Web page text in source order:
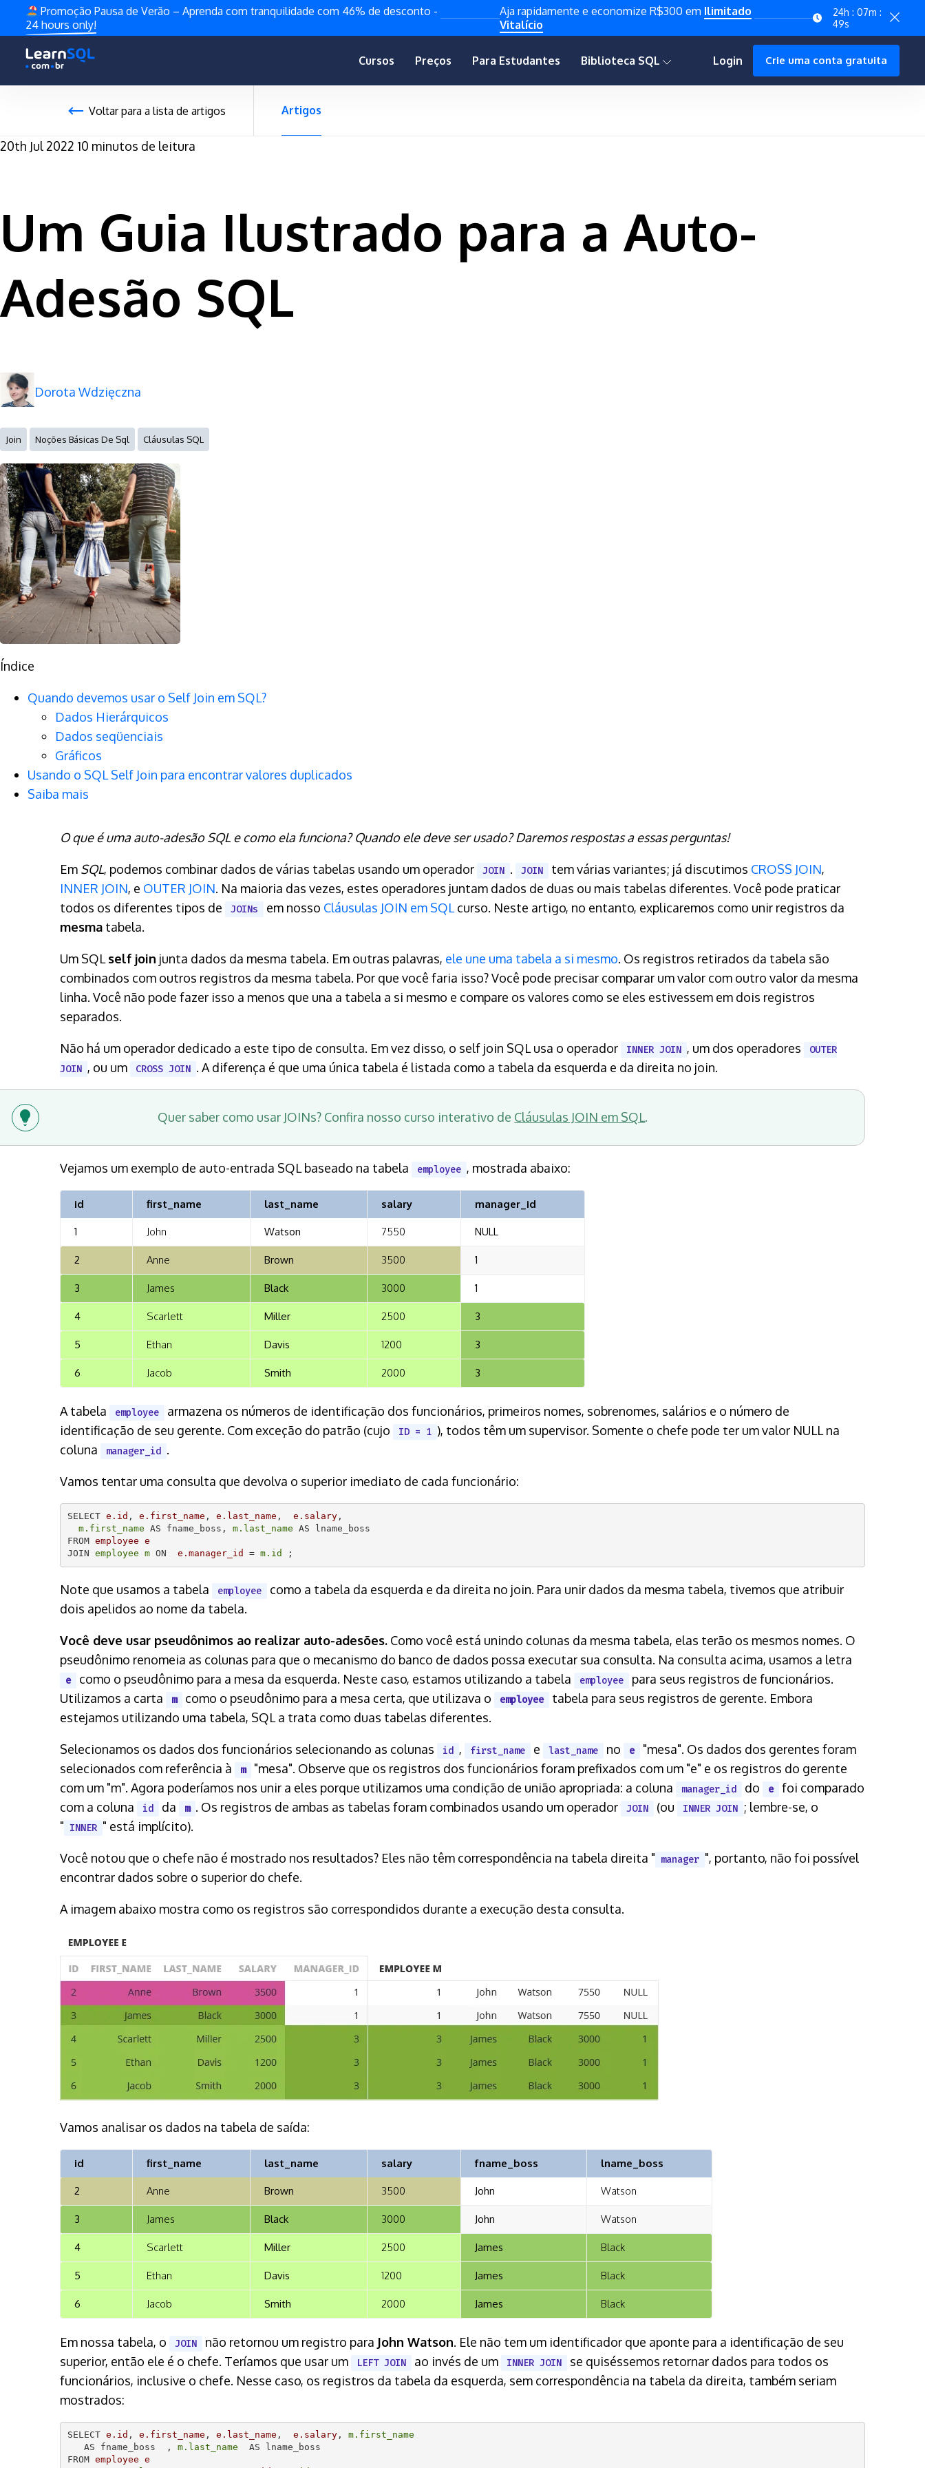
Promoção Pausa de Verão – Aprenda com tranquilidade com 46% de desconto -
24 hours only!
Aja rapidamente e economize R$300 em Ilimitado
Vitalício
24h : 07m :
49s
Cursos Preços Para Estudantes Biblioteca SQL Login Crie uma conta gratuita
Voltar para a lista de artigos Artigos
20th Jul 2022 10 minutos de leitura
Um Guia Ilustrado para a Auto-
Adesão SQL
Dorota Wdzięczna
Join Noções Básicas De Sql Cláusulas SQL
Índice
Quando devemos usar o Self Join em SQL?
Dados Hierárquicos
Dados seqüenciais
Gráficos
Usando o SQL Self Join para encontrar valores duplicados
Saiba mais
O que é uma auto-adesão SQL e como ela funciona? Quando ele deve ser usado? Daremos respostas a essas perguntas!
Em SQL, podemos combinar dados de várias tabelas usando um operador JOIN . JOIN tem várias variantes; já discutimos CROSS JOIN,
INNER JOIN, e OUTER JOIN. Na maioria das vezes, estes operadores juntam dados de duas ou mais tabelas diferentes. Você pode praticar
todos os diferentes tipos de
JOINs em nosso Cláusulas JOIN em SQL curso. Neste artigo, no entanto, explicaremos como unir registros da
mesma tabela.
Um SQL self join junta dados da mesma tabela. Em outras palavras, ele une uma tabela a si mesmo. Os registros retirados da tabela são
combinados com outros registros da mesma tabela. Por que você faria isso? Você pode precisar comparar um valor com outro valor da mesma
linha. Você não pode fazer isso a menos que una a tabela a si mesmo e compare os valores como se eles estivessem em dois registros
separados.
Não há um operador dedicado a este tipo de consulta. Em vez disso, o self join SQL usa o operador INNER JOIN , um dos operadores
OUTER
JOIN , ou um CROSS JOIN . A diferença é que uma única tabela é listada como a tabela da esquerda e da direita no join.
Quer saber como usar JOINs? Confira nosso curso interativo de Cláusulas JOIN em SQL.
Vejamos um exemplo de auto-entrada SQL baseado na tabela employee , mostrada abaixo:
id first_name last_name salary manager_id
1 John Watson 7550 NULL
2 Anne Brown 3500 1
3 James Black 3000 1
4 Scarlett Miller 2500 3
5 Ethan Davis 1200 3
6 Jacob Smith 2000 3
A tabela employee
armazena os números de identificação dos funcionários, primeiros nomes, sobrenomes, salários e o número de
identificação de seu gerente. Com exceção do patrão (cujo
ID = 1 ), todos têm um supervisor. Somente o chefe pode ter um valor NULL na
coluna
manager_id .
Vamos tentar uma consulta que devolva o superior imediato de cada funcionário:
SELECT e.id , e.first_name , e.last_name , e.salary,
m.first_name AS fname_boss, m.last_name AS lname_boss
FROM employee e
JOIN employee m ON e.manager_id = m.id
Note que usamos a tabela employee
como a tabela da esquerda e da direita no join. Para unir dados da mesma tabela, tivemos que atribuir
dois apelidos ao nome da tabela.
Você deve usar pseudônimos ao realizar auto-adesões. Como você está unindo colunas da mesma tabela, elas terão os mesmos nomes. O
pseudônimo renomeia as colunas para que o mecanismo do banco de dados possa executar sua consulta. Na consulta acima, usamos a letra
e como o pseudônimo para a mesa da esquerda. Neste caso, estamos utilizando a tabela employee
para seus registros de funcionários.
Utilizamos a carta
m como o pseudônimo para a mesa certa, que utilizava o employee
tabela para seus registros de gerente. Embora
estejamos utilizando uma tabela, SQL a trata como duas tabelas diferentes.
Selecionamos os dados dos funcionários selecionando as colunas id , first_name e last_name no e
"mesa". Os dados dos gerentes foram
selecionados com referência à
m
"mesa". Observe que os registros dos funcionários foram prefixados com um "e" e os registros do gerente
com um "m". Agora poderíamos nos unir a eles porque utilizamos uma condição de união apropriada: a coluna
manager_id do e
foi comparado
com a coluna
id da m . Os registros de ambas as tabelas foram combinados usando um operador JOIN (ou INNER JOIN ; lembre-se, o
" INNER " está implícito).
Você notou que o chefe não é mostrado nos resultados? Eles não têm correspondência na tabela direita " manager ", portanto, não foi possível
encontrar dados sobre o superior do chefe.
A imagem abaixo mostra como os registros são correspondidos durante a execução desta consulta.
Vamos analisar os dados na tabela de saída:
id first_name last_name salary fname_boss lname_boss
2 Anne Brown 3500 John Watson
3 James Black 3000 John Watson
4 Scarlett Miller 2500 James Black
5 Ethan Davis 1200 James Black
6 Jacob Smith 2000 James Black
Em nossa tabela, o JOIN não retornou um registro para John Watson. Ele não tem um identificador que aponte para a identificação de seu
superior, então ele é o chefe. Teríamos que usar um
LEFT JOIN ao invés de um INNER JOIN
se quiséssemos retornar dados para todos os
funcionários, inclusive o chefe. Nesse caso, os registros da tabela da esquerda, sem correspondência na tabela da direita, também seriam
mostrados:
SELECT e.id , e.first_name , e.last_name , e.salary, m.first_name
   AS fname_boss  ,
m.last_name
  AS lname_boss
FROM employee e